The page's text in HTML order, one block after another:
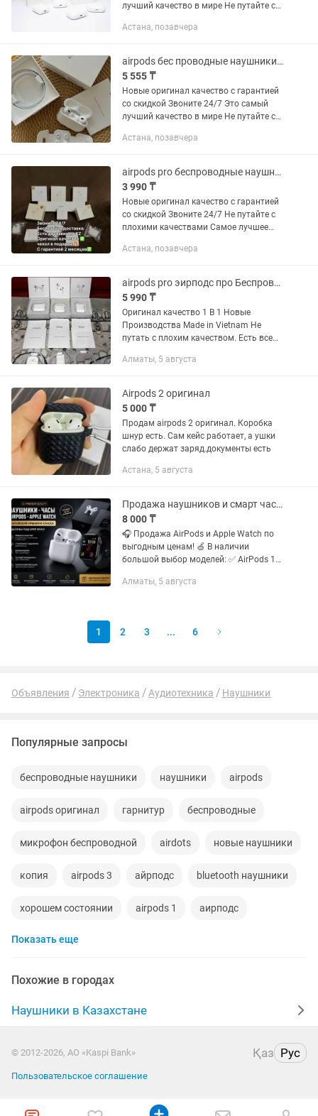
лучший качество в мире Не путайте с
качество на рынке. Отличный звук,
Астана, позавчера
airpods бес проводные наушники эйр подс airpods аир подс про / 2,3,4
5 555 ₸
Новые оригинал качество с гарантией
со скидкой Звоните 24/7 Это самый
лучший качество в мире Не путайте с
качество на рынке. Отличный звук,
Астана, позавчера
airpods pro беспроводные наушники airpods airpods эирподс аирподс 1,2,3,4
3 990 ₸
Новые оригинал качество с гарантией
со скидкой Звоните 24/7 Не путайте с
плохими качествами Самое лучшее
рабочий микрофон, хороший
Астана, позавчера
airpods pro эирподс про Беспроводные наушники airpods Айрподс 1,2,3,4
5 990 ₸
Оригинал качество 1 В 1 Новые
Производства Made in Vietnam Не
путать с плохим качеством. Есть все
телефону Есть доставка по KZ
Алматы, 5 августа
Airpods 2 оригинал
5 000 ₸
Продам airpods 2 оригинал. Коробка
шнур есть. Сам кейс работает, а ушки
слабо держат заряд.документы есть
Астана, 5 августа
Продажа наушников и смарт часов Apple
8 000 ₸
🎧 Продажа AirPods и Apple Watch по
выгодным ценам! 🍏 В наличии
большой выбор моделей: ✅ AirPods 1
поколения) ✅ AirPods Max Предлагаем
Алматы, 5 августа
1 2 3 ... 6
Объявления Электроника Аудиотехника Наушники
Популярные запросы
беспроводные наушники наушники airpods
airpods оригинал гарнитур беспроводные
микрофон беспроводной airdots новые наушники
копия airpods 3 айрподс bluetooth наушники
хорошем состоянии airpods 1 аирподс
коробка
доставка торг наушники оригинальные
комплектующие
Показать еще
Похожие в городах
Наушники в Казахстане
© 2012-2026, АО «Kaspi Bank» Қаз Рус
Пользовательское соглашение